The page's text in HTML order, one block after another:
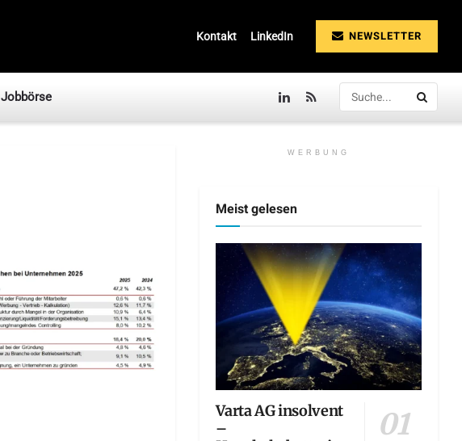
Kontakt LinkedIn NEWSLETTER
Jobbörse
WERBUNG
Meist gelesen
Varta AG insolvent
–